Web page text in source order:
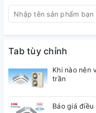
Sản xuất tại: Việt Nam
Bảo hành: 12 Tháng
Tab tùy chỉnh
Khi nào nên
trần
Báo giá